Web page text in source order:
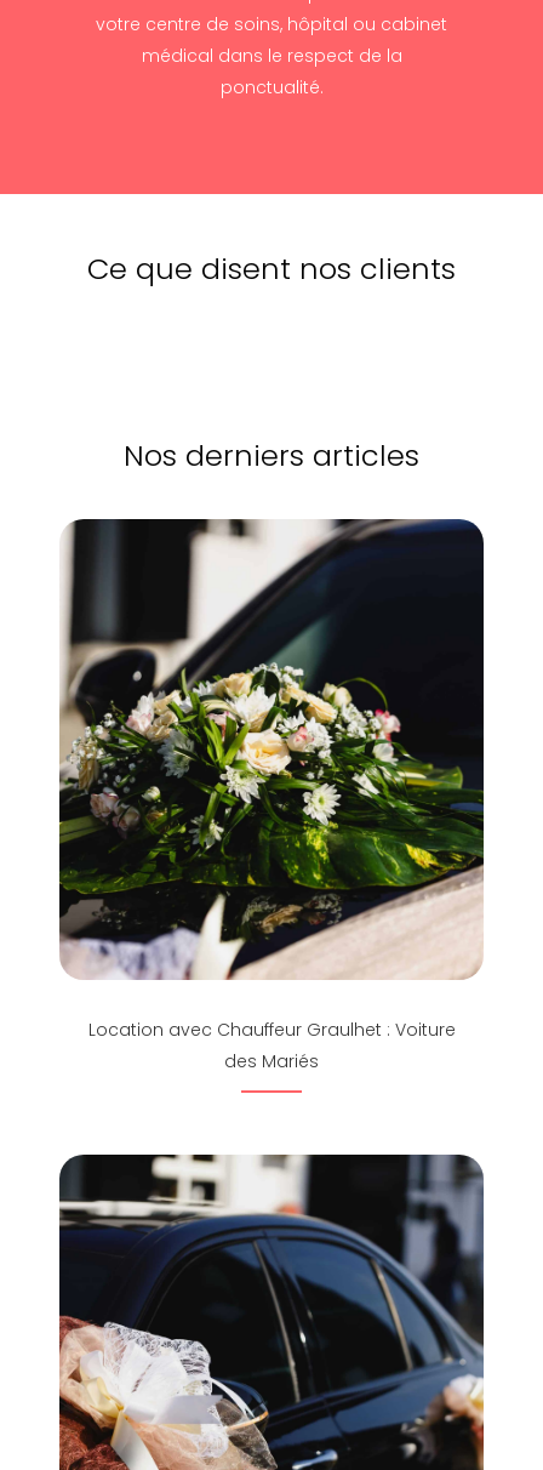
votre centre de soins, hôpital ou cabinet
médical dans le respect de la
ponctualité.
Ce que disent nos clients
Nos derniers articles
Location avec Chauffeur Graulhet : Voiture
des Mariés